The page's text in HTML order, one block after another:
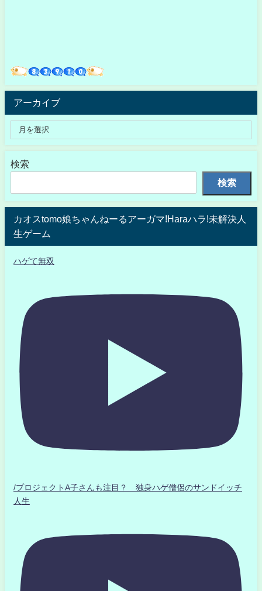
アーカイブ
検索
検索
カオスtomo娘ちゃんねーるアーガマ!Haraハラ!未解決人
生ゲーム
ハゲて無双
/プロジェクトA子さんも注目？ 独身ハゲ僧侶のサンドイッチ
人生